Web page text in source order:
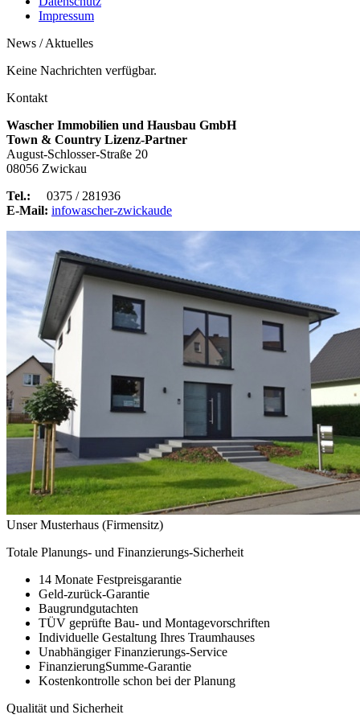
Impressum
News / Aktuelles
Keine Nachrichten verfügbar.
Kontakt
Wascher Immobilien und Hausbau GmbH
Town & Country Lizenz-Partner
August-Schlosser-Straße 20
08056 Zwickau
Tel.: 0375 / 281936
E-Mail: infowascher-zwickaude
Unser Musterhaus (Firmensitz)
Totale Planungs- und Finanzierungs-Sicherheit
14 Monate Festpreisgarantie
Geld-zurück-Garantie
Baugrundgutachten
TÜV geprüfte Bau- und Montagevorschriften
Individuelle Gestaltung Ihres Traumhauses
Unabhängiger Finanzierungs-Service
FinanzierungSumme-Garantie
Kostenkontrolle schon bei der Planung
Qualität und Sicherheit